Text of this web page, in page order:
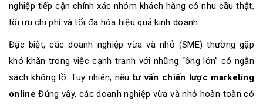
nghiệp tiếp cận chính xác nhóm khách hàng có nhu cầu thật,
tối ưu chi phí và tối đa hóa hiệu quả kinh doanh.
Đặc biệt, các doanh nghiệp vừa và nhỏ (SME) thường gặp
khó khăn trong việc cạnh tranh với những “ông lớn” có ngân
sách khổng lồ. Tuy nhiên, nếu tư vấn chiến lược marketing
onlineĐúng vậy, các doanh nghiệp vừa và nhỏ hoàn toàn có